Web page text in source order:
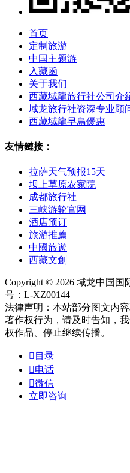
首页
定制旅游
中国主题游
入藏函
关于我们
西藏域龍旅行社公司介
域龙旅行社资深专业顾
西藏域龍早鳥優惠
友情鏈接：
拉萨天气预报15天
坝上草原农家院
成都旅行社
三峡游轮官网
酒店预订
旅游推薦
中國旅遊
西藏文創
Copyright © 2026 域龙中国
号：L-XZ00144
法律声明：本站部分图文内
著作权行为，请及时告知，
权作品、停止继续传播。
 目录
电话
微信
立即咨询